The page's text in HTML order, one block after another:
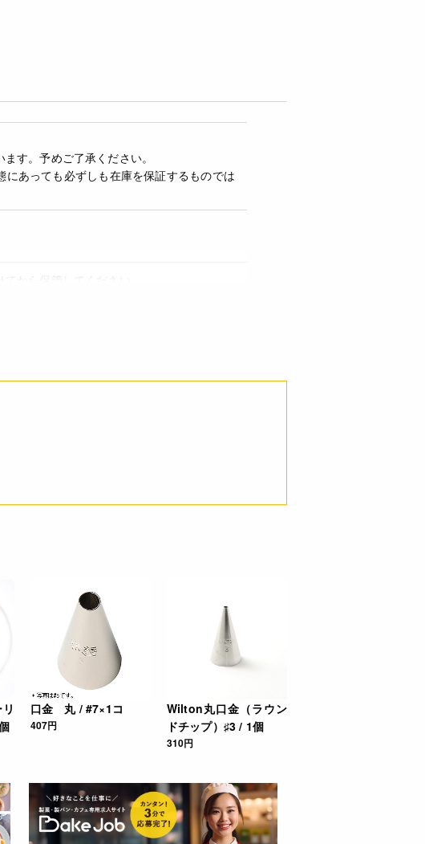
す。予めご了承ください。
にあっても必ずしも在庫を保証するものでは
から保管してください。
口金 丸 / #7×1コ
407円
Wilton丸口金（ラウン
ドチップ）♯3 / 1個
310円